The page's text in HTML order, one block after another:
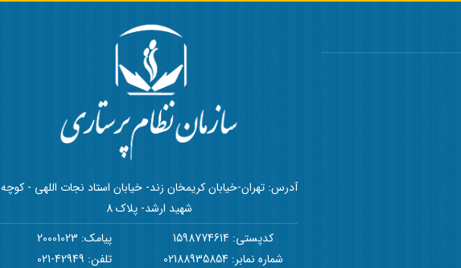
آدرس: تهران-خیابان کریمخان زند- خیابان استاد نجات اللهی - کوچه
شهید ارشد- پلاک 8
کدپستی: 1598774614
پیامک: 20001023
شماره نمابر: 02188935854
تلفن: 42949-021